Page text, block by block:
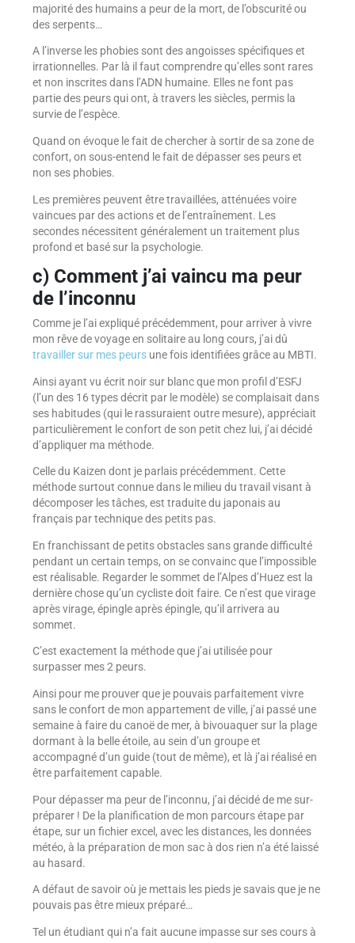
majorité des humains a peur de la mort, de l’obscurité ou
des serpents…
A l’inverse les phobies sont des angoisses spécifiques et
irrationnelles. Par là il faut comprendre qu’elles sont rares
et non inscrites dans l’ADN humaine. Elles ne font pas
partie des peurs qui ont, à travers les siècles, permis la
survie de l’espèce.
Quand on évoque le fait de chercher à sortir de sa zone de
confort, on sous-entend le fait de dépasser ses peurs et
non ses phobies.
Les premières peuvent être travaillées, atténuées voire
vaincues par des actions et de l’entraînement. Les
secondes nécessitent généralement un traitement plus
profond et basé sur la psychologie.
c) Comment j’ai vaincu ma peur
de l’inconnu
Comme je l’ai expliqué précédemment, pour arriver à vivre
mon rêve de voyage en solitaire au long cours, j’ai dû
travailler sur mes peursune fois identifiées grâce au MBTI.
Ainsi ayant vu écrit noir sur blanc que mon profil d’ESFJ
(l’un des 16 types décrit par le modèle) se complaisait dans
ses habitudes (qui le rassuraient outre mesure), appréciait
particulièrement le confort de son petit chez lui, j’ai décidé
d’appliquer ma méthode.
Celle du Kaizen dont je parlais précédemment. Cette
méthode surtout connue dans le milieu du travail visant à
décomposer les tâches, est traduite du japonais au
français par technique des petits pas.
En franchissant de petits obstacles sans grande difficulté
pendant un certain temps, on se convainc que l’impossible
est réalisable. Regarder le sommet de l’Alpes d’Huez est la
dernière chose qu’un cycliste doit faire. Ce n’est que virage
après virage, épingle après épingle, qu’il arrivera au
sommet.
C’est exactement la méthode que j’ai utilisée pour
surpasser mes 2 peurs.
Ainsi pour me prouver que je pouvais parfaitement vivre
sans le confort de mon appartement de ville, j’ai passé une
semaine à faire du canoë de mer, à bivouaquer sur la plage
dormant à la belle étoile, au sein d’un groupe et
accompagné d’un guide (tout de même), et là j’ai réalisé en
être parfaitement capable.
Pour dépasser ma peur de l’inconnu, j’ai décidé de me sur-
préparer ! De la planification de mon parcours étape par
étape, sur un fichier excel, avec les distances, les données
météo, à la préparation de mon sac à dos rien n’a été laissé
au hasard.
A défaut de savoir où je mettais les pieds je savais que je ne
pouvais pas être mieux préparé…
Tel un étudiant qui n’a fait aucune impasse sur ses cours à